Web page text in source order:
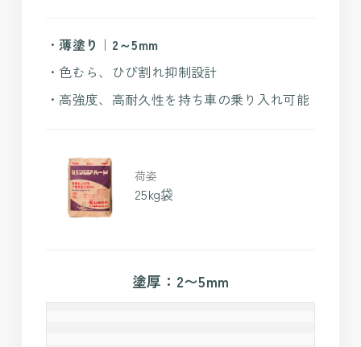
・ 薄塗り｜2～5mm
・色むら、ひび割れ抑制設計
・高強度、高耐久性を持ち車の乗り入れ可能
荷姿
25kg袋
塗厚：2〜5mm